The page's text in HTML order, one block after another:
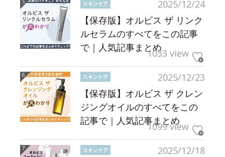
2025/12/24
スキンケア
【保存版】オルビス ザ リンク
ルセラムのすべてをこの記事
で｜人気記事まとめ1033 view
2025/12/23
スキンケア
【保存版】オルビス ザ クレン
ジングオイルのすべてをこの
記事で｜人気記事まとめ
1099 view
2025/12/18
スキンケア